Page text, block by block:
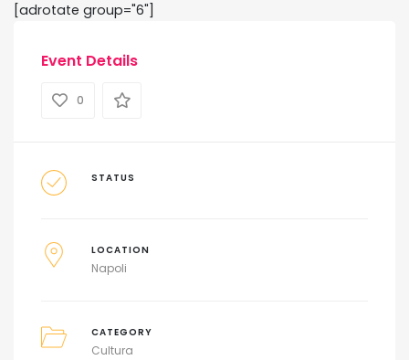
[adrotate group="6"]
Event Details
0
STATUS
LOCATION
Napoli
CATEGORY
Cultura